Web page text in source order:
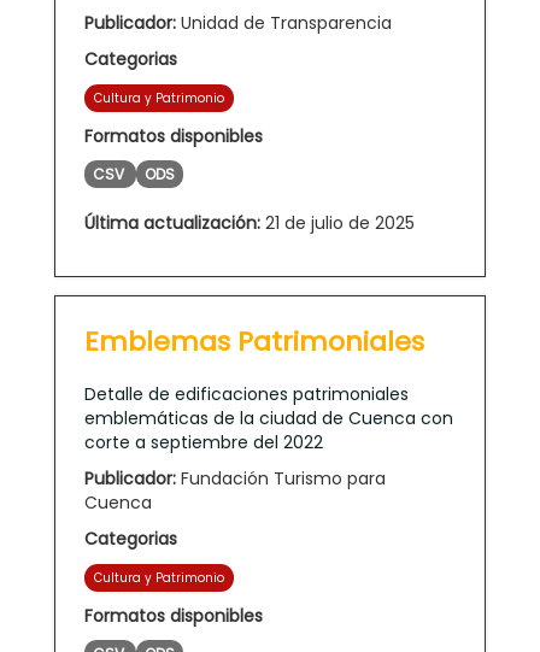
Publicador: Unidad de Transparencia
Categorias
Cultura y Patrimonio
Formatos disponibles
CSV ODS
Última actualización: 21 de julio de 2025
Emblemas Patrimoniales
Detalle de edificaciones patrimoniales
emblemáticas de la ciudad de Cuenca con
corte a septiembre del 2022
Publicador: Fundación Turismo para
Cuenca
Categorias
Cultura y Patrimonio
Formatos disponibles